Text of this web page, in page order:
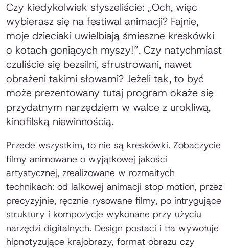
Czy kiedykolwiek słyszeliście: „Och, więc
wybierasz się na festiwal animacji? Fajnie,
moje dzieciaki uwielbiają śmieszne kreskówki
o kotach goniących myszy!”. Czy natychmiast
czuliście się bezsilni, sfrustrowani, nawet
obrażeni takimi słowami? Jeżeli tak, to być
może prezentowany tutaj program okaże się
przydatnym narzędziem w walce z urokliwą,
kinofilską niewinnością.
Przede wszystkim, to nie są kreskówki. Zobaczycie
filmy animowane o wyjątkowej jakości
artystycznej, zrealizowane w rozmaitych
technikach: od lalkowej animacji stop motion, przez
precyzyjnie, ręcznie rysowane filmy, po intrygujące
struktury i kompozycje wykonane przy użyciu
narzędzi digitalnych. Design postaci i tła wywołuje
hipnotyzujące krajobrazy, format obrazu czy